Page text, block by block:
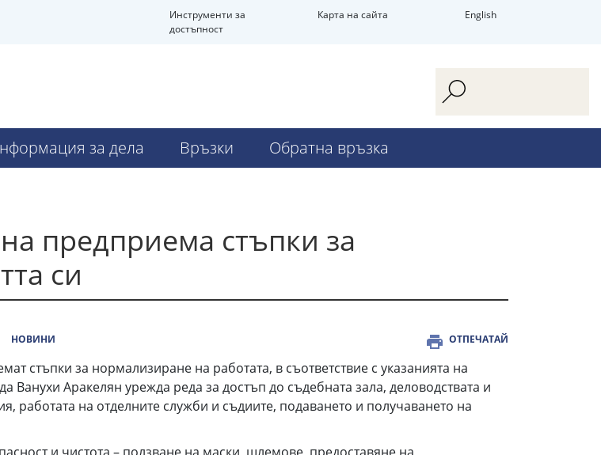
Инструменти за
достъпност
Карта на сайта English
за дела Връзки Обратна връзка
предприема стъпки за
си
НОВИНИ ОТПЕЧАТАЙ
стъпки за нормализиране на работата, в съответствие с указанията на
Ванухи Аракелян урежда реда за достъп до съдебната зала, деловодствата и
работата на отделните служби и съдиите, подаването и получаването на